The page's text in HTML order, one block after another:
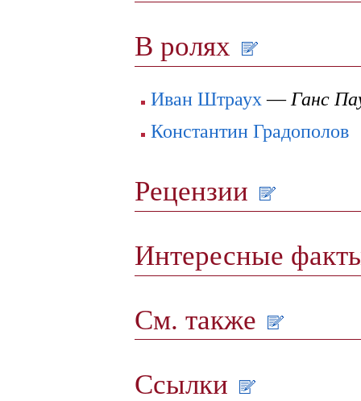
В ролях
Иван Штраух — Ганс
Константин Градополов
Рецензии
Интересные
См. также
Ссылки